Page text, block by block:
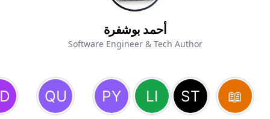
AHMED BOUCHEFRA
أحمد بوشفرة
Software Engineer & Tech Author